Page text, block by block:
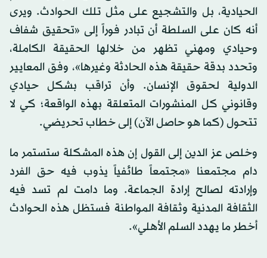
الحيادية، بل والتشجيع على مثل تلك الحوادث. ويرى
أنه كان على السلطة أن تبادر فوراً إلى «تحقيق شفاف
وحيادي ومهني تظهر من خلالها الحقيقة الكاملة،
وتحدد بدقة حقيقة هذه الحادثة وغيرها»، وفق المعايير
الدولية لحقوق الإنسان. وأن تراقب بشكل حيادي
وقانوني كل المنشورات المتعلقة بهذه الواقعة؛ كي لا
تتحول (كما هو حاصل الآن) إلى خطاب تحريضي.
وخلص عز الدين إلى القول إن هذه المشكلة ستستمر ما
دام مجتمعنا «مجتمعاً طائفياً يذوب فيه حق الفرد
وإرادته لصالح إرادة الجماعة. وما دامت لم تسد فيه
الثقافة المدنية وثقافة المواطنة فستظل هذه الحوادث
أخطر ما يهدد السلم الأهلي».